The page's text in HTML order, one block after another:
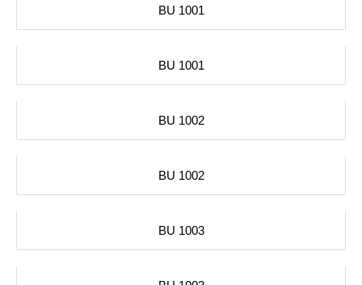
BU 1001
BU 1001
BU 1002
BU 1002
BU 1003